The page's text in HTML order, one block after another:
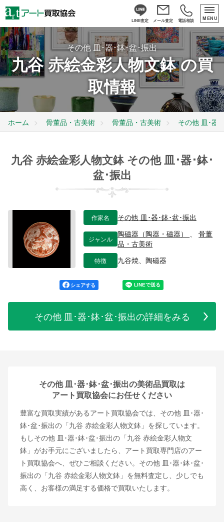
LINE査定 メール査定 電話相談 MENU
その他 皿･器･鉢･盆･振出
九谷 赤絵金彩人物文鉢 の買
取情報
ホーム 骨董品・古美術 骨董品・古美術 その他 皿･器
九谷 赤絵金彩人物文鉢 その他 皿･器･鉢･
盆･振出
作家名 その他 皿･器･鉢･盆･振出
ジャンル
陶磁器（陶器・磁器） 、骨董
品・古美術
特徴 九谷焼、陶磁器
シェアする
その他 皿･器･鉢･盆･振出の詳細をみる
その他 皿･器･鉢･盆･振出の美術品買取は
アート買取協会にお任せください
豊富な買取実績があるアート買取協会では、その他 皿･器･
鉢･盆･振出の「九谷 赤絵金彩人物文鉢」を探しています。
もしその他 皿･器･鉢･盆･振出の「九谷 赤絵金彩人物文
鉢」がお手元にございましたら、アート買取専門店のアー
ト買取協会へ、ぜひご相談ください。その他 皿･器･鉢･盆･
振出の「九谷 赤絵金彩人物文鉢」を無料査定し、少しでも
高く、お客様の満足する価格で買取いたします。